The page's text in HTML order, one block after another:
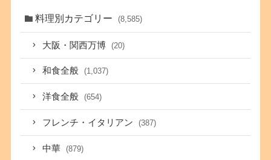
料理別カテゴリー (8,585)
大阪・関西万博 (20)
和食全般 (1,037)
洋食全般 (654)
フレンチ・イタリアン (387)
中華 (879)